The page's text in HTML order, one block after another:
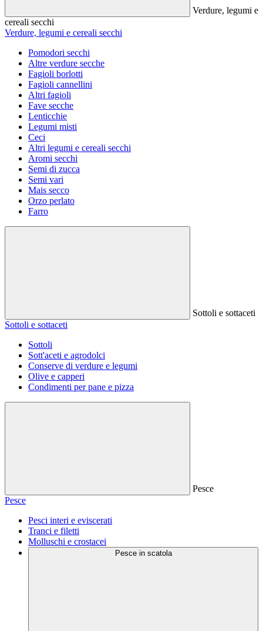
Verdure, legumi e
cereali secchi
Verdure, legumi e cereali secchi
Pomodori secchi
Altre verdure secche
Fagioli borlotti
Fagioli cannellini
Altri fagioli
Fave secche
Lenticchie
Legumi misti
Ceci
Altri legumi e cereali secchi
Aromi secchi
Semi di zucca
Semi vari
Mais secco
Orzo perlato
Farro
Sottoli e sottaceti
Sottoli e sottaceti
Sottoli
Sott'aceti e agrodolci
Conserve di verdure e legumi
Olive e capperi
Condimenti per pane e pizza
Pesce
Pesce
Pesci interi e eviscerati
Tranci e filetti
Molluschi e crostacei
Pesce in scatola